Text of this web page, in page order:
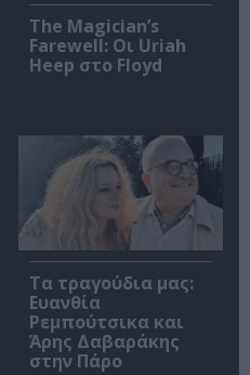
The Magician’s
Farewell: Οι Uriah
Heep στο Floyd
Τα τραγούδια μας:
Ευανθία
Ρεμπούτσικα και
Άρης Δαβαράκης
στην Πάρο